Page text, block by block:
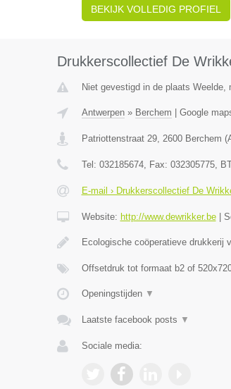
BEKIJK VOLLEDIG PROFIEL
Drukkerscollectief De
Niet gevestigd in de plaats Weelde,
Antwerpen» Berchem Google
Patriottenstraat 29, 2600 Berchem (
Tel: 032185674, Fax: 032305775,
E-mail › Drukkerscollectief De
Website: http://www.dewrikker.be|
Ecologische coöperatieve drukkerij
Offsetdruk tot formaat b2 of
Openingstijden ▼
Laatste facebook posts ▼
Sociale media: